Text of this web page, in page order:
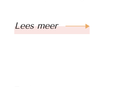
Lees meer